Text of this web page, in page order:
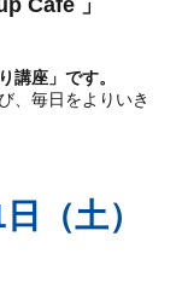
Cafe 」
講座」です。
、毎日をよりいき
（土）